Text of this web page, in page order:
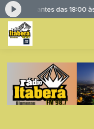
Bandeirantes das 18:00 às